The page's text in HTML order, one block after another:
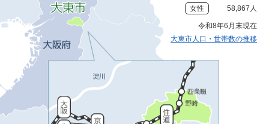
女性 58,867人
令和8年6月末現在
大東市人口・世帯数の推移